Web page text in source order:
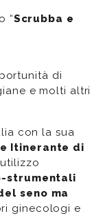
“Scrubba e
di
e molti altri
con la sua
Itinerante di
strumentali
seno ma
ginecologi e